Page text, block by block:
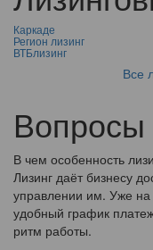
Каркаде
Регион лизинг
ВТБлизинг
Все
Вопросы
В чем особенность
Лизинг даёт бизнесу
управлении им. Уже
удобный график
ритм работы.